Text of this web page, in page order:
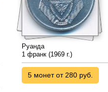
Руанда
1 франк (1969 г.)
5 монет от 280 руб.